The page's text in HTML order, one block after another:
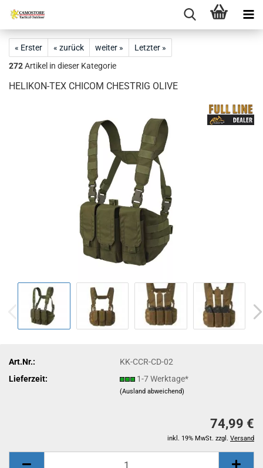
« Erster « zurück weiter »
Letzter »
272Artikel in dieser Kategorie
HELIKON-TEX CHICOM CHESTRIG OLIVE
Art.Nr.:
KK-CCR-CD-02
Lieferzeit:
1-7 Werktage*
(Ausland abweichend)
74,99 €
inkl. 19% MwSt. zzgl. Versand